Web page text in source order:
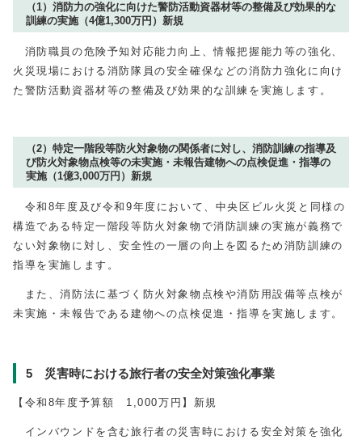
（1）消防力の強化に向けた警防活動資器材等の整備及び効果的な
訓練の実施（4億1,300万円）新規
消防職員の危険予知対応能力向上、情報把握能力等の強化、
火災現場における消防隊員の安全確保などの消防力強化に向け
た警防活動資器材等の整備及び効果的な訓練を実施します。
（2）特定一階段等防火対象物の関係者に対し、消防訓練の指導及
び防火対象物点検等の未実施・未報告建物への点検促進・指導の
実施（1億3,000万円）新規
令和8年度及び令和9年度において、中央区ビル火災と同様の
構造である特定一階段等防火対象物で消防訓練の実施が義務で
ない対象物に対し、安全性の一層の向上を図るため消防訓練の
指導を実施します。
また、消防法に基づく防火対象物点検や消防用設備等点検が
未実施・未報告である建物への点検促進・指導を実施します。
5 災害時における旅行者の安全対策強化事業
【令和8年度予算額 1,000万円】新規
インバウンドを含む旅行者の災害時における安全対策を強化